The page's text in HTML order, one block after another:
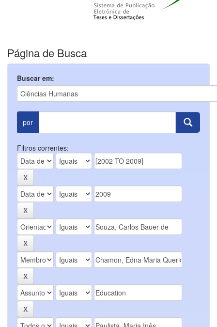
Página de Busca
Buscar em:
por
Filtros correntes: